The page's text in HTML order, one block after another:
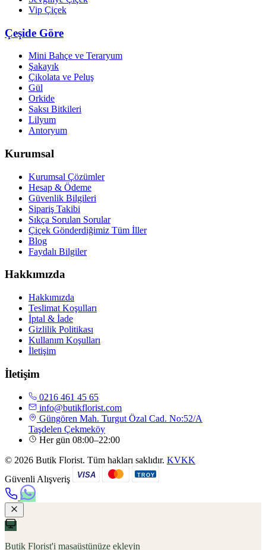
Vip Çiçek
Çeşide Göre
Mini Bahçe ve Teraryum
Şakayık
Çikolata ve Peluş
Gül
Orkide
Saksı Bitkileri
Lilyum
Antoryum
Kurumsal
Kurumsal Çözümler
Hesap & Ödeme
Güvenlik Bilgileri
Sipariş Takibi
Sıkça Sorulan Sorular
Çiçek Gönderdiğimiz Tüm İller
Blog
Faydalı Bilgiler
Hakkımızda
Hakkımızda
Teslimat Koşulları
İptal & İade
Gizlilik Politikası
Kullanım Koşulları
İletişim
İletişim
0216 461 45 65
info@butikflorist.com
Güngören Mah. Turgut Özal Cad. No:52/A
Taşdelen Çekmeköy
Her gün 08:00–22:00
© 2026 Butik Florist. Tüm hakları saklıdır. KVKK
Güvenli Alışveriş
VISA TROY
Butik Florist'i masaüstünüze ekleyin